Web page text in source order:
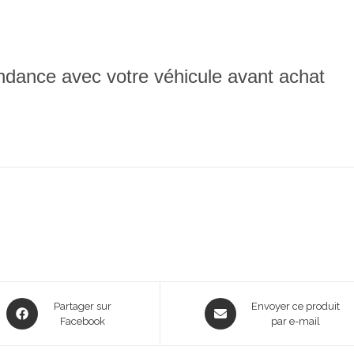
avec votre véhicule avant achat
Opens
in
Partager sur
Facebook
Opens
in
Envoyer ce produit
par e-mail